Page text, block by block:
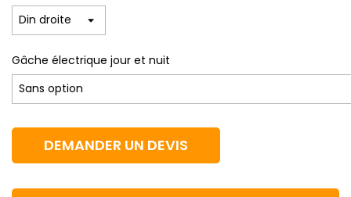
Gâche électrique jour et nuit
DEMANDER UN DEVIS